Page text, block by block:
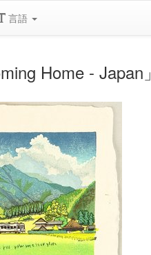
言語
Home - Japan」